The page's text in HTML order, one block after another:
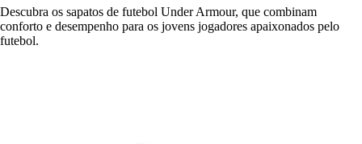
Descubra os sapatos de futebol Under Armour, que combinam
conforto e desempenho para os jovens jogadores apaixonados pelo
futebol.